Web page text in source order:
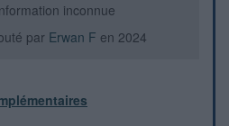
inconnue
par Erwan F en 2024